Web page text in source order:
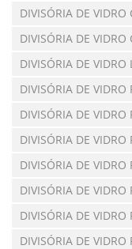
DIVISÓRIA DE VIDRO
DIVISÓRIA DE
DIVISÓRIA DE
DIVISÓRIA DE VIDRO
DIVISÓRIA DE VIDRO
DIVISÓRIA DE VIDRO
DIVISÓRIA DE VIDRO
DIVISÓRIA DE VIDRO
DIVISÓRIA DE VIDRO
DIVISÓRIA DE VIDRO